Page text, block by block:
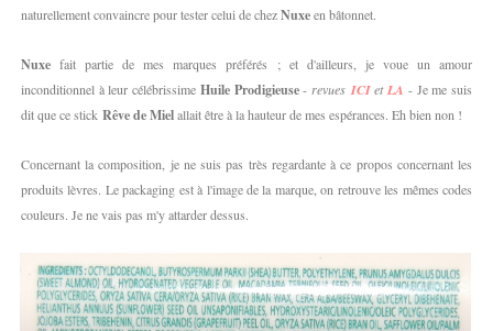
naturellement convaincre pour tester celui de chezNuxeen bâtonnet.
Nuxe fait partie de mes marques préférés ; et d'ailleurs, je voue un amour
inconditionnel à leur célébrissime Huile Prodigieuse- revues ICIetLA - Je me suis
dit que ce stick Rêve de Mielallait être à la hauteur de mes espérances. Eh bien non !
Concernant la composition, je ne suis pas très regardante à ce propos concernant les
produits lèvres. Le packaging est à l'image de la marque, on retrouve les mêmes codes
couleurs. Je ne vais pas m'y attarder dessus.